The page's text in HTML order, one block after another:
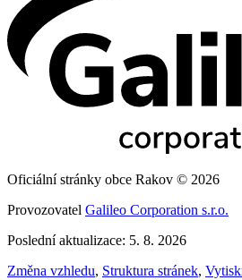
Oficiální stránky obce Rakov © 2026
Provozovatel Galileo Corporation s.r.o.
Poslední aktualizace: 5. 8. 2026
Změna vzhledu, Struktura stránek,